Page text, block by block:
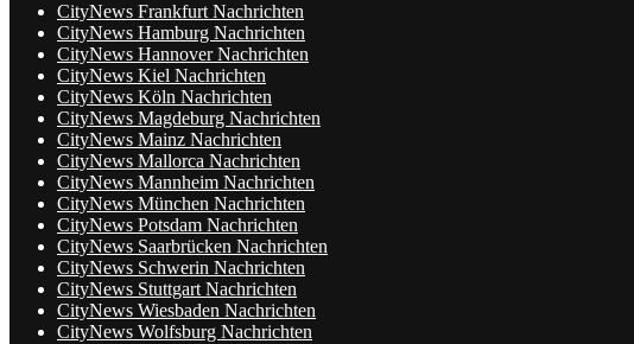
CityNews Frankfurt Nachrichten
CityNews Hamburg Nachrichten
CityNews Hannover Nachrichten
CityNews Kiel Nachrichten
CityNews Köln Nachrichten
CityNews Magdeburg Nachrichten
CityNews Mainz Nachrichten
CityNews Mallorca Nachrichten
CityNews Mannheim Nachrichten
CityNews München Nachrichten
CityNews Potsdam Nachrichten
CityNews Saarbrücken Nachrichten
CityNews Schwerin Nachrichten
CityNews Stuttgart Nachrichten
CityNews Wiesbaden Nachrichten
CityNews Wolfsburg Nachrichten